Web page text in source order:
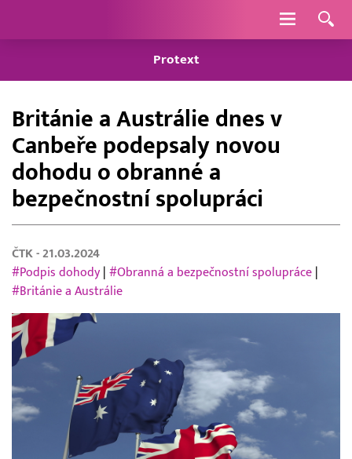
Navigace
Protext
Británie a Austrálie dnes v
Canbeře podepsaly novou
dohodu o obranné a
bezpečnostní spolupráci
ČTK - 21.03.2024
#Podpis dohody #Obranná a bezpečnostní spolupráce
#Británie a Austrálie